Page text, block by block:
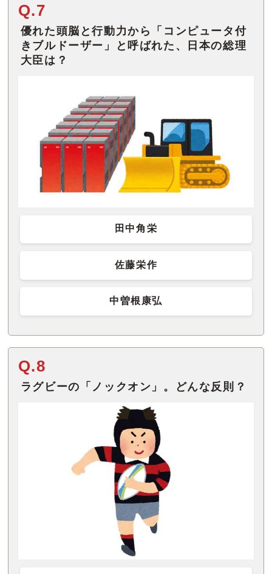
Q.7
優れた頭脳と行動力から「コンピュータ付
きブルドーザー」と呼ばれた、日本の総理
大臣は？
田中角栄
佐藤栄作
中曽根康弘
Q.8
ラグビーの「ノックオン」。どんな反則？